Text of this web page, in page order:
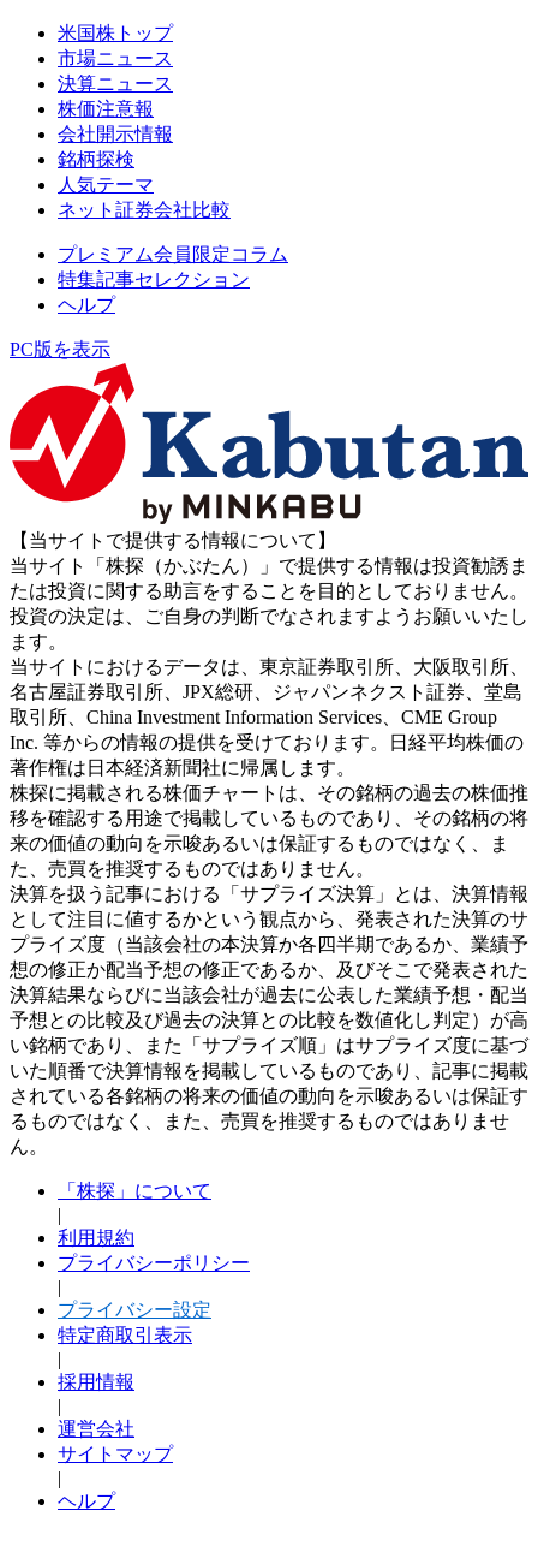
米国株トップ
市場ニュース
決算ニュース
株価注意報
会社開示情報
銘柄探検
人気テーマ
ネット証券会社比較
プレミアム会員限定コラム
特集記事セレクション
ヘルプ
PC版を表示
【当サイトで提供する情報について】
当サイト「株探（かぶたん）」で提供する情報は投資勧誘ま
たは投資に関する助言をすることを目的としておりません。
投資の決定は、ご自身の判断でなされますようお願いいたし
ます。
当サイトにおけるデータは、東京証券取引所、大阪取引所、
名古屋証券取引所、JPX総研、ジャパンネクスト証券、堂島
取引所、China Investment Information Services、CME Group
Inc. 等からの情報の提供を受けております。日経平均株価の
著作権は日本経済新聞社に帰属します。
株探に掲載される株価チャートは、その銘柄の過去の株価推
移を確認する用途で掲載しているものであり、その銘柄の将
来の価値の動向を示唆あるいは保証するものではなく、ま
た、売買を推奨するものではありません。
決算を扱う記事における「サプライズ決算」とは、決算情報
として注目に値するかという観点から、発表された決算のサ
プライズ度（当該会社の本決算か各四半期であるか、業績予
想の修正か配当予想の修正であるか、及びそこで発表された
決算結果ならびに当該会社が過去に公表した業績予想・配当
予想との比較及び過去の決算との比較を数値化し判定）が高
い銘柄であり、また「サプライズ順」はサプライズ度に基づ
いた順番で決算情報を掲載しているものであり、記事に掲載
されている各銘柄の将来の価値の動向を示唆あるいは保証す
るものではなく、また、売買を推奨するものではありませ
ん。
「株探」について
|
利用規約
プライバシーポリシー
|
プライバシー設定
特定商取引表示
|
採用情報
|
運営会社
サイトマップ
|
ヘルプ